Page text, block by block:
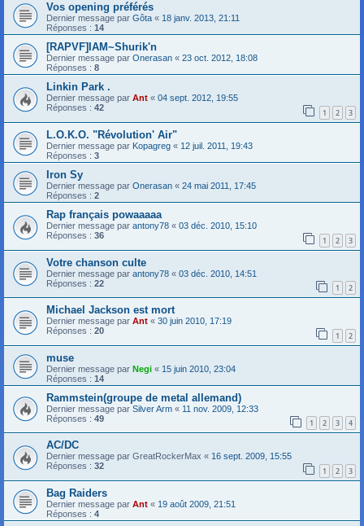
Vos opening préférés
Dernier message par Gôta « 18 janv. 2013, 21:11
Réponses : 14
[RAPVF]IAM~Shurik'n
Dernier message par Onerasan « 23 oct. 2012, 18:08
Réponses : 8
Linkin Park .
Dernier message par Ant « 04 sept. 2012, 19:55
Réponses : 42 1 2 3
L.O.K.O. "Révolution' Air"
Dernier message par Kopagreg « 12 juil. 2011, 19:43
Réponses : 3
Iron Sy
Dernier message par Onerasan « 24 mai 2011, 17:45
Réponses : 2
Rap français powaaaaa
Dernier message par antony78 « 03 déc. 2010, 15:10
Réponses : 36 1 2 3
Votre chanson culte
Dernier message par antony78 « 03 déc. 2010, 14:51
Réponses : 22 1 2
Michael Jackson est mort
Dernier message par Ant « 30 juin 2010, 17:19
Réponses : 20 1 2
muse
Dernier message par Negi « 15 juin 2010, 23:04
Réponses : 14
Rammstein(groupe de metal allemand)
Dernier message par Silver Arm « 11 nov. 2009, 12:33
Réponses : 49 1 2 3 4
AC/DC
Dernier message par GreatRockerMax « 16 sept. 2009, 15:55
Réponses : 32 1 2 3
Bag Raiders
Dernier message par Ant « 19 août 2009, 21:51
Réponses : 4